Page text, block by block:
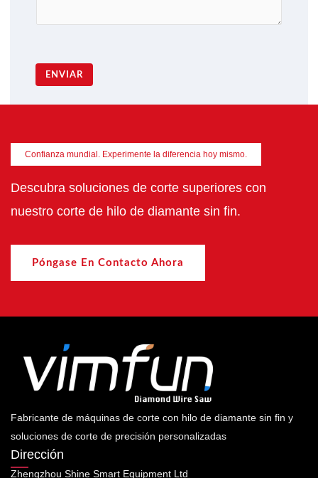
ENVIAR
Confianza mundial. Experimente la diferencia hoy mismo.
Descubra soluciones de corte superiores con
nuestro corte de hilo de diamante sin fin.
Póngase En Contacto Ahora
Fabricante de máquinas de corte con hilo de diamante sin fin y
soluciones de corte de precisión personalizadas
Dirección
Zhengzhou Shine Smart Equipment Ltd